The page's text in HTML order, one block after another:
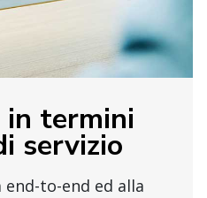
in termini
servizio
to-end ed alla